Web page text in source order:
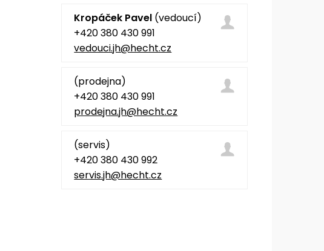
Kropáček Pavel (vedoucí)
+420 380 430 991
vedouci.jh@hecht.cz
(prodejna)
+420 380 430 991
prodejna.jh@hecht.cz
(servis)
+420 380 430 992
servis.jh@hecht.cz